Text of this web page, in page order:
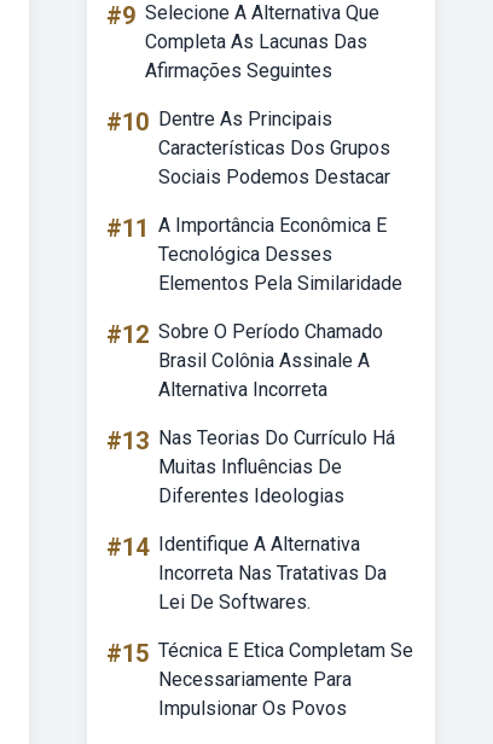
#9 Selecione A Alternativa Que
Completa As Lacunas Das
Afirmações Seguintes
#10 Dentre As Principais
Características Dos Grupos
Sociais Podemos Destacar
#11 A Importância Econômica E
Tecnológica Desses
Elementos Pela Similaridade
#12 Sobre O Período Chamado
Brasil Colônia Assinale A
Alternativa Incorreta
#13 Nas Teorias Do Currículo Há
Muitas Influências De
Diferentes Ideologias
#14 Identifique A Alternativa
Incorreta Nas Tratativas Da
Lei De Softwares.
#15 Técnica E Etica Completam Se
Necessariamente Para
Impulsionar Os Povos